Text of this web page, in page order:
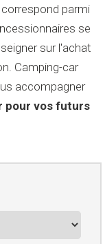
parmi
se
sur l'achat
Camping-car
accompagner
pour vos futurs